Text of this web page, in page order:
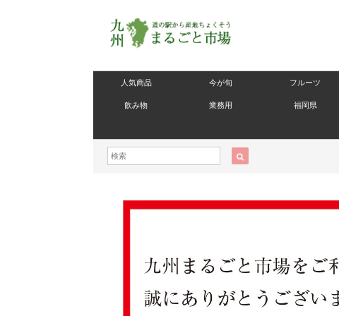
人気商品 今が旬 フルーツ
飲み物 業務用 福岡県